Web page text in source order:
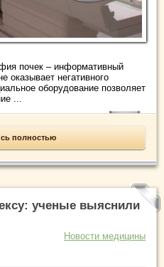
почек – информативный
оказывает негативного
оборудование позволяет
...
полностью
ученые выяснили
Новости медицины